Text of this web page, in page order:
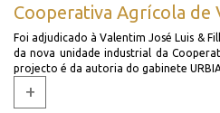
Cooperativa Agrícola de
Foi adjudicado à Valentim José Luis &
da nova unidade industrial da
projecto é da autoria do gabinete
+